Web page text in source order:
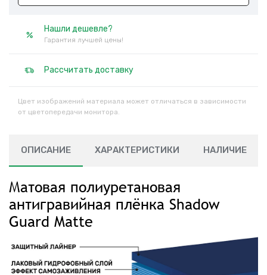
Нашли дешевле?
Гарантия лучшей цены!
Рассчитать доставку
Цвет изображений материала может отличаться в зависимости
от цветопередачи монитора.
ОПИСАНИЕ ХАРАКТЕРИСТИКИ НАЛИЧИЕ
Матовая полиуретановая
антигравийная плёнка Shadow
Guard Matte